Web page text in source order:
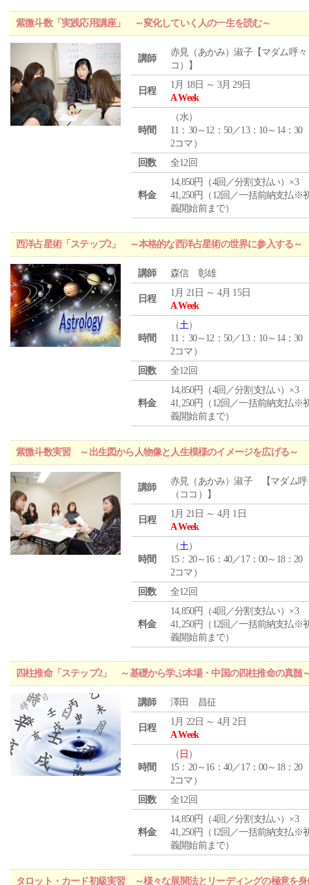
紫微斗数「実践応用講座」 ～変化していく人の一生を読む～
講師
赤見（あかみ）淑子【マダム呼々
コ）】
日程
1月 18日 ～ 3月 29日
A Week
時間
（水）
11：30～12：50／13：10～14：30
2コマ）
回数
全12回
料金
14,850円（4回／分割支払い）×3
41,250円（12回／一括前納支払※
義開始前まで）
西洋占星術「ステップ2」 ～本格的な西洋占星術の世界に参入する～
講師 森信 彰雄
日程
1月 21日 ～ 4月 15日
A Week
時間
（土）
11：30～12：50／13：10～14：30
2コマ）
回数
全12回
料金
14,850円（4回／分割支払い）×3
41,250円（12回／一括前納支払※
義開始前まで）
紫微斗数実習 ～出生図から人物像と人生模様のイメージを広げる～
講師
赤見（あかみ）淑子 【マダム呼
（ココ）】
日程
1月 21日 ～ 4月 1日
A Week
時間
（土）
15：20～16：40／17：00～18：20
2コマ）
回数
全12回
料金
14,850円（4回／分割支払い）×3
41,250円（12回／一括前納支払※
義開始前まで）
四柱推命「ステップ2」 ～基礎から学ぶ本場・中国の四柱推命の真髄
講師 澤田 昌征
日程
1月 22日 ～ 4月 2日
A Week
時間
（ 日 ）
15：20～16：40／17：00～18：20
2コマ）
回数
全12回
料金
14,850円（4回／分割支払い）×3
41,250円（12回／一括前納支払※
義開始前まで）
タロット・カード初級実習 ～様々な展開法とリーディングの極意を身